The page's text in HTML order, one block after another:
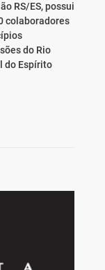
RS/ES, possui
colaboradores
do Rio
do Espírito